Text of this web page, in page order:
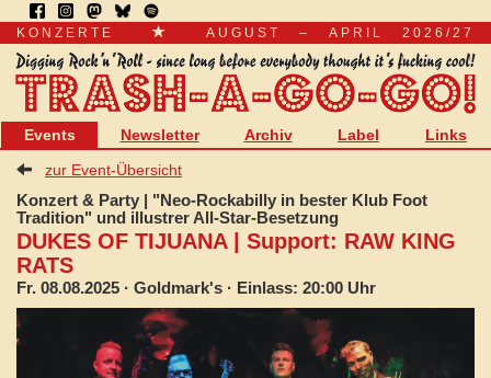
KONZERTE AUGUST – APRIL 2026/27
Events Newsletter Archiv Label
Links
zur Event-Übersicht
Konzert & Party | "Neo-Rockabilly in bester Klub Foot
Tradition" und illustrer All-Star-Besetzung
DUKES OF TIJUANA | Support: RAW KING
RATS
Fr. 08.08.2025 · Goldmark's · Einlass: 20:00 Uhr